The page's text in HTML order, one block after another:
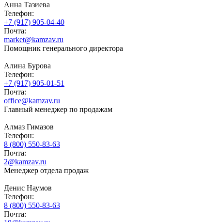
Анна Тазиева
Телефон:
+7 (917) 905-04-40
Почта:
market@kamzav.ru
Помощник генерального директора
Алина Бурова
Телефон:
+7 (917) 905-01-51
Почта:
office@kamzav.ru
Главный менеджер по продажам
Алмаз Гимазов
Телефон:
8 (800) 550-83-63
Почта:
2@kamzav.ru
Менеджер отдела продаж
Денис Наумов
Телефон:
8 (800) 550-83-63
Почта: